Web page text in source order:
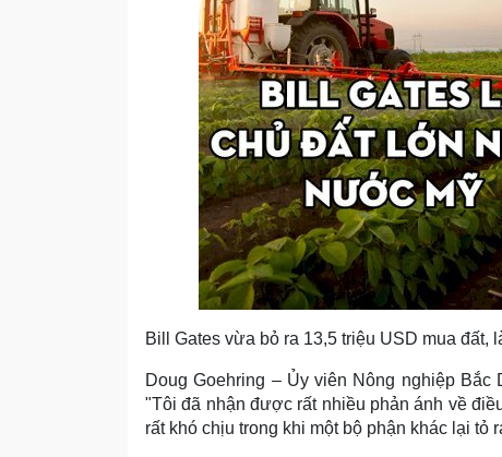
Bill Gates vừa bỏ ra 13,5 triệu USD mua đất,
Doug Goehring – Ủy viên Nông nghiệp
"Tôi đã nhận được rất nhiều phản ánh về
rất khó chịu trong khi một bộ phận khác lại tỏ